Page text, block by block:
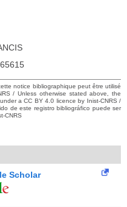
notice bibliographique peut être utilisé
/ Unless otherwise stated above, the
a CC BY 4.0 licence by Inist-CNRS /
de este registro bibliográfico puede ser
CNRS
Scholar